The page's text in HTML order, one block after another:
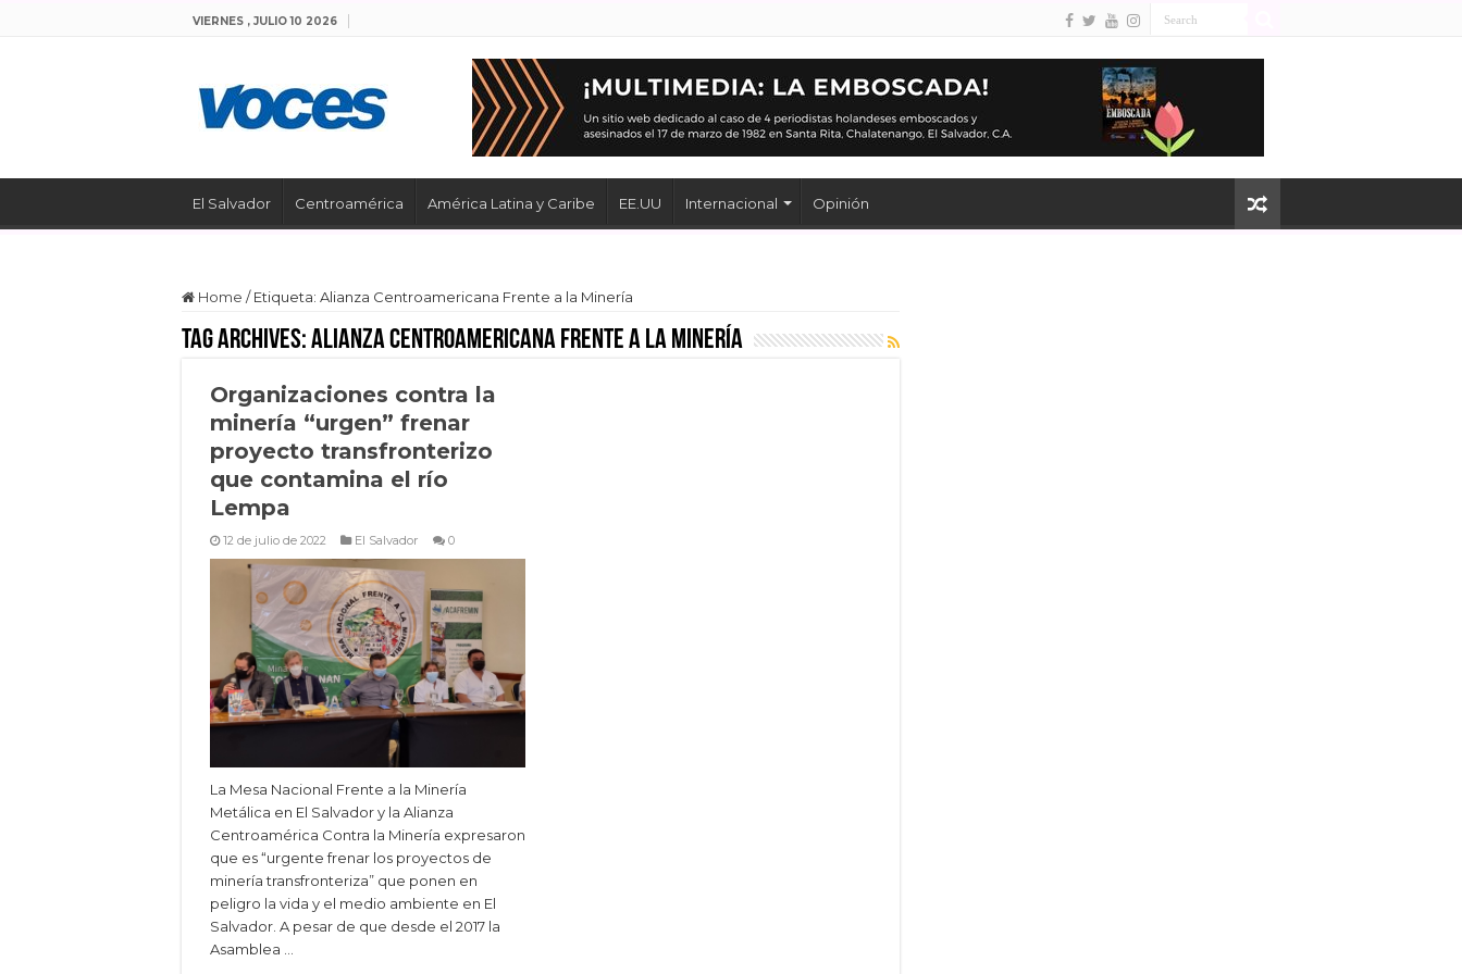
VIERNES , JULIO 10 2026
El Salvador Centroamérica América Latina y Caribe EE.UU Internacional Opinión
Home / Etiqueta: Alianza Centroamericana Frente a la Minería
Tag Archives:Alianza Centroamericana Frente a la Minería
Organizaciones contra la
minería “urgen” frenar
proyecto transfronterizo
que contamina el río
Lempa
12 de julio de 2022 El Salvador 0
La Mesa Nacional Frente a la Minería
Metálica en El Salvador y la Alianza
Centroamérica Contra la Minería expresaron
que es “urgente frenar los proyectos de
minería transfronteriza” que ponen en
peligro la vida y el medio ambiente en El
Salvador. A pesar de que desde el 2017 la
Asamblea …